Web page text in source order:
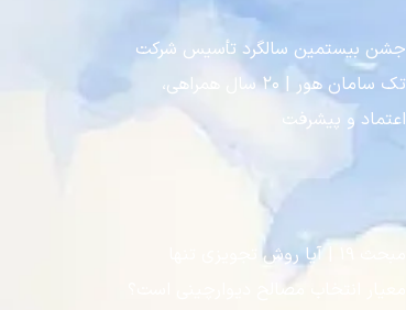
جشن بیستمین سالگرد تأسیس شرکت
تک سامان هور | ۲۰ سال همراهی،
اعتماد و پیشرفت
مبحث ۱۹ | آیا روش تجویزی تنها
معیار انتخاب مصالح دیوارچینی است؟